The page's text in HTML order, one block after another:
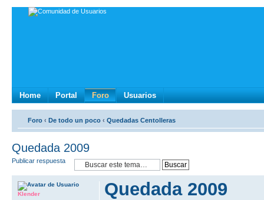
Home Portal Foro Usuarios
Foro ‹ De todo un poco ‹ Quedadas Centolleras
Quedada 2009
Publicar respuesta
Quedada 2009
Klender